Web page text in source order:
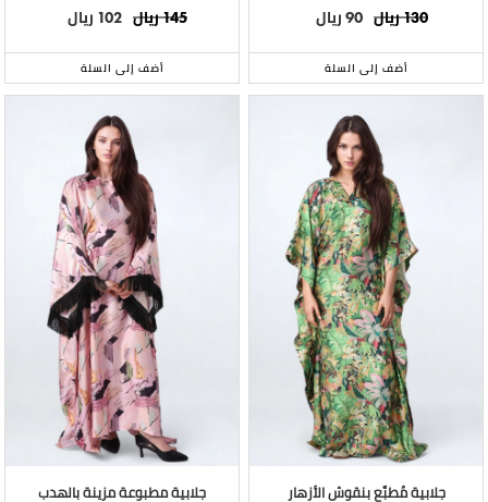
ريال130 ريال 90
أضف إلى السلة
ريال145 ريال 102
أضف إلى السلة
جلابية مُطبَّع بنقوش الأزهار جلابية مطبوعة مزينة بالهدب